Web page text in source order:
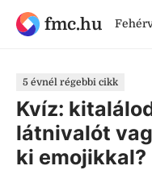
fmc.hu
5 évnél régebbi cikk
Kvíz:
látnivalót
ki emojikkal?